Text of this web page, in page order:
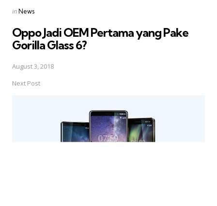
Posted
inNews
Oppo Jadi OEM Pertama yang Pake
Gorilla Glass 6?
August 3, 2018
Next Post